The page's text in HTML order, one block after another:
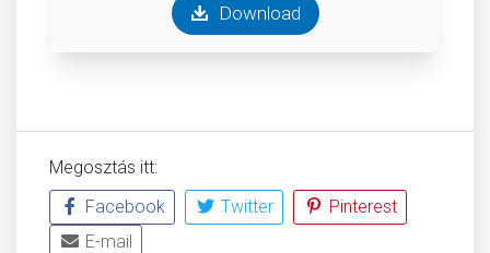
Download
Megosztás itt:
Facebook
Twitter
Pinterest
E-mail